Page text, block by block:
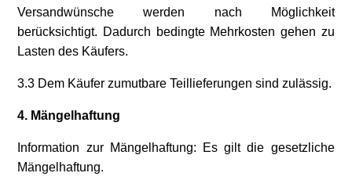
Versandwünsche werden nach Möglichkeit
berücksichtigt. Dadurch bedingte Mehrkosten gehen zu
Lasten des Käufers.
3.3 Dem Käufer zumutbare Teillieferungen sind zulässig.
4. Mängelhaftung
Information zur Mängelhaftung: Es gilt die gesetzliche
Mängelhaftung.